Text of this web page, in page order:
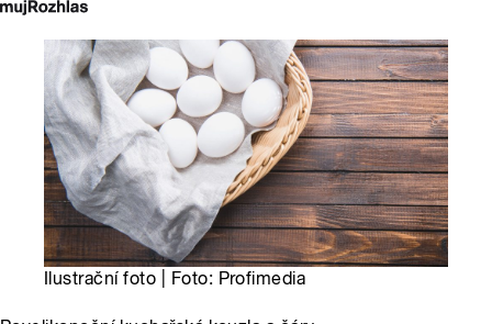
Ilustrační foto | Foto: Profimedia